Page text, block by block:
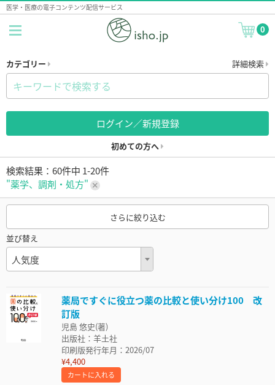
医学・医療の電子コンテンツ配信サービス
0
カテゴリー 詳細検索
ログイン／新規登録
初めての方へ
検索結果：60件中 1-20件
"薬学、調剤・処方"
さらに絞り込む
並び替え
人気度
薬局ですぐに役立つ薬の比較と使い分け100 改
訂版
児島 悠史(著)
出版社：羊土社
印刷版発行年月：2026/07
¥4,400
カートに入れる